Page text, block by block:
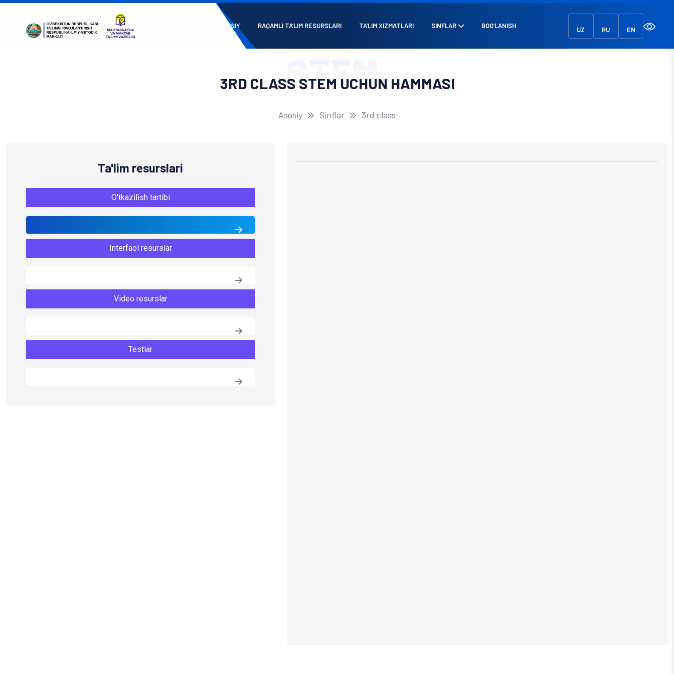
ASOSIY RAQAMLI TA’LIM RESURSLARI TA’LIM XIZMATLARI SINFLAR BOG‘LANISH UZ RU EN
STEM
3RD CLASS STEM UCHUN HAMMASI
Asosiy Sinflar 3rd class
Ta'lim resurslari
O'tkazilish tartibi
Interfaol resurslar
Video resurslar
Testlar